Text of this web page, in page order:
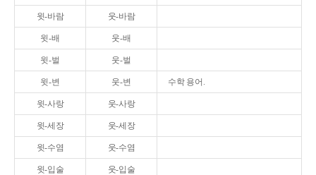
윗-바람 웃-바람
윗-배 웃-배
윗-벌 웃-벌
윗-변 웃-변 수학 용어.
윗-사랑 웃-사랑
윗-세장 웃-세장
윗-수염 웃-수염
윗-입술 웃-입술